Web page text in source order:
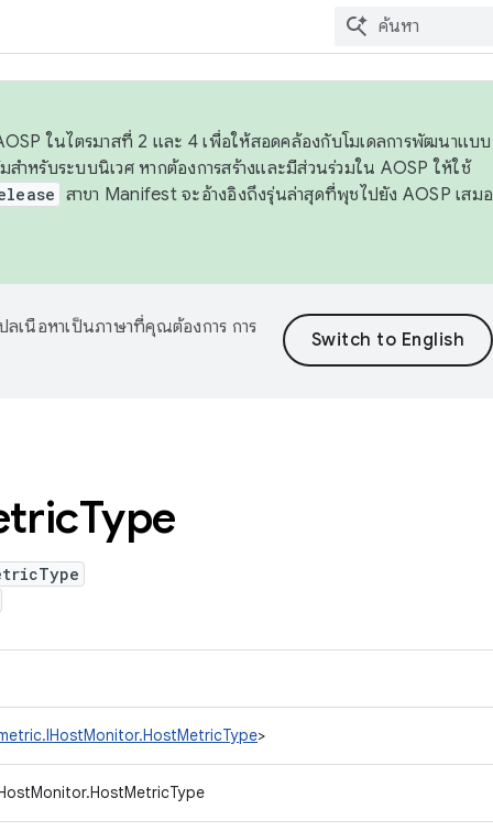
ในไตรมาสที่ 2 และ 4 เพื่อให้สอดคล้องกับโมเดลการพัฒนาแบบ
หรับระบบนิเวศ หากต้องการสร้างและมีส่วนร่วมใน AOSP ให้ใช้
สาขา Manifest จะอ้างอิงถึงรุ่นล่าสุดที่พุชไปยัง AOSP เสมอ
เนื้อหาเป็นภาษาที่คุณต้องการ การ
Type
>